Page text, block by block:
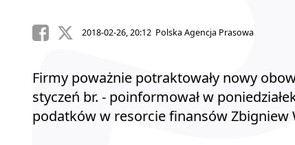
2018-02-26, 20:12 Polska Agencja Prasowa
Firmy poważnie potraktowały nowy
styczeń br. - poinformował w
podatków w resorcie finansów Zbigniew